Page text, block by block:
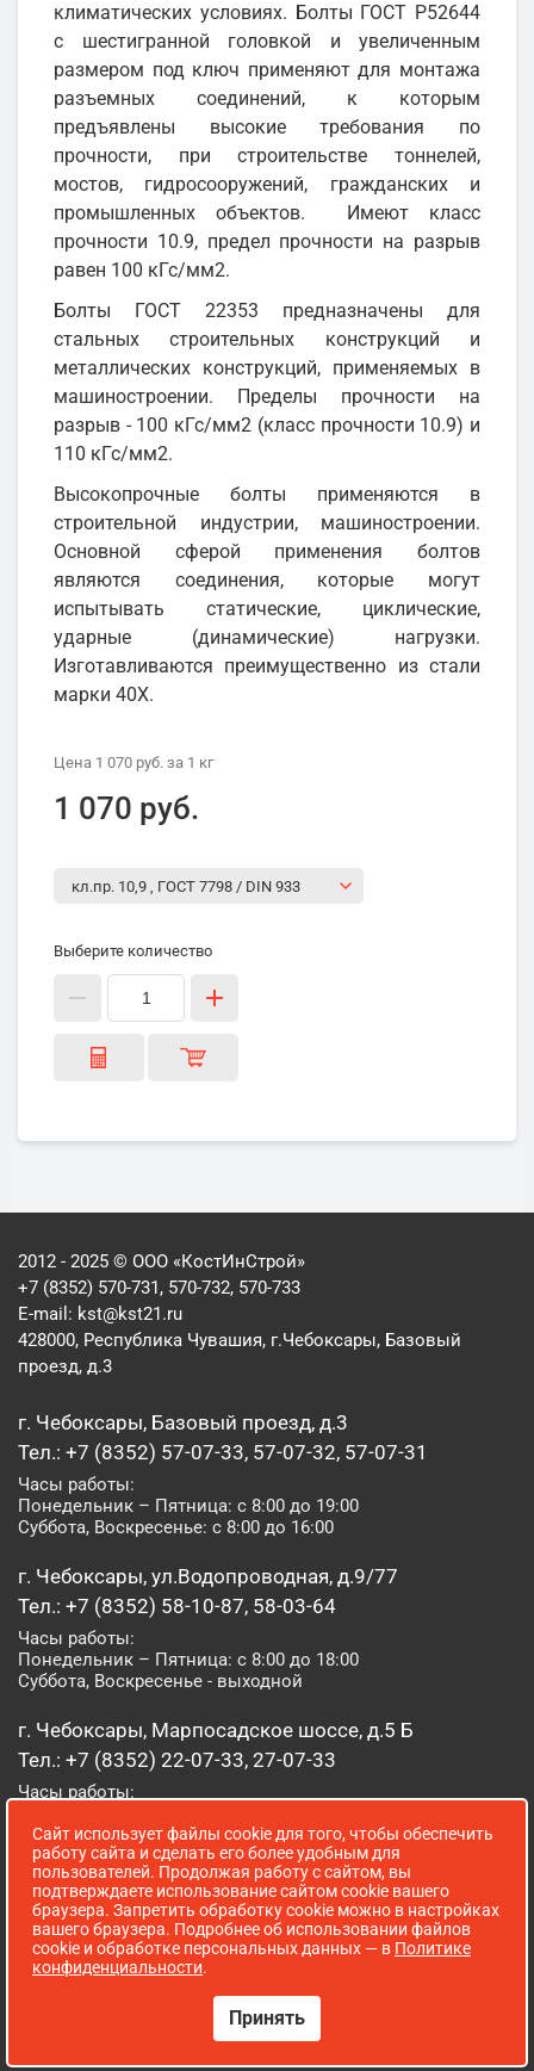
климатических условиях. Болты ГОСТ Р52644
с шестигранной головкой и увеличенным
размером под ключ применяют для монтажа
разъемных соединений, к которым
предъявлены высокие требования по
прочности, при строительстве тоннелей,
мостов, гидросооружений, гражданских и
промышленных объектов. Имеют класс
прочности 10.9, предел прочности на разрыв
равен 100 кГс/мм2.
Болты ГОСТ 22353 предназначены для
стальных строительных конструкций и
металлических конструкций, применяемых в
машиностроении. Пределы прочности на
разрыв - 100 кГс/мм2 (класс прочности 10.9) и
110 кГс/мм2.
Высокопрочные болты применяются в
строительной индустрии, машиностроении.
Основной сферой применения болтов
являются соединения, которые могут
испытывать статические, циклические,
ударные (динамические) нагрузки.
Изготавливаются преимущественно из стали
марки 40Х.
Цена 1 070 руб. за 1 кг
1 070 руб.
Выберите количество
2012 - 2025 © ООО «КостИнСтрой»
+7 (8352) 570-731, 570-732, 570-733
E-mail: kst@kst21.ru
428000, Республика Чувашия, г.Чебоксары, Базовый
проезд, д.3
г. Чебоксары, Базовый проезд, д.3
Тел.: +7 (8352) 57-07-33, 57-07-32, 57-07-31
Часы работы:
Понедельник – Пятница: с 8:00 до 19:00
Суббота, Воскресенье: с 8:00 до 16:00
г. Чебоксары, ул.Водопроводная, д.9/77
Тел.: +7 (8352) 58-10-87, 58-03-64
Часы работы:
Понедельник – Пятница: с 8:00 до 18:00
Суббота, Воскресенье - выходной
г. Чебоксары, Марпосадское шоссе, д.5 Б
Тел.: +7 (8352) 22-07-33, 27-07-33
Часы работы:
Суббота, Воскресенье: с 8:00 до 16:00
г. Йошкар-Ола, ул. Луначарского, д. 52 А
Тел.: (8362) 41-07-31
Часы работы:
Понедельник – Пятница: с 8:00 до 18:00
Сопровождение сайта WebStroy
Сайт использует файлы cookie для того, чтобы обеспечить
работу сайта и сделать его более удобным для
пользователей. Продолжая работу с сайтом, вы
подтверждаете использование сайтом cookie вашего
браузера. Запретить обработку cookie можно в настройках
вашего браузера. Подробнее об использовании файлов
cookie и обработке персональных данных — в Политике
конфиденциальности.
Принять